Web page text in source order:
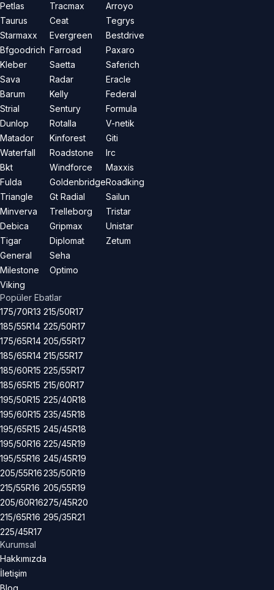
Petlas
Taurus
Starmaxx
Bfgoodrich
Kleber
Sava
Barum
Strial
Dunlop
Matador
Waterfall
Bkt
Fulda
Triangle
Minverva
Debica
Tigar
General
Milestone
Viking
Tracmax
Ceat
Evergreen
Farroad
Saetta
Radar
Kelly
Sentury
Rotalla
Kinforest
Roadstone
Windforce
Goldenbridge
Gt Radial
Trelleborg
Gripmax
Diplomat
Seha
Optimo
Arroyo
Tegrys
Bestdrive
Paxaro
Saferich
Eracle
Federal
Formula
V-netik
Giti
Irc
Maxxis
Roadking
Sailun
Tristar
Unistar
Zetum
Popüler Ebatlar
175/70R13
185/55R14
175/65R14
185/65R14
185/60R15
185/65R15
195/50R15
195/60R15
195/65R15
195/50R16
195/55R16
205/55R16
215/55R16
205/60R16
215/65R16
225/45R17
215/50R17
225/50R17
205/55R17
215/55R17
225/55R17
215/60R17
225/40R18
235/45R18
245/45R18
225/45R19
245/45R19
235/50R19
205/55R19
275/45R20
295/35R21
Kurumsal
Hakkımızda
İletişim
Blog